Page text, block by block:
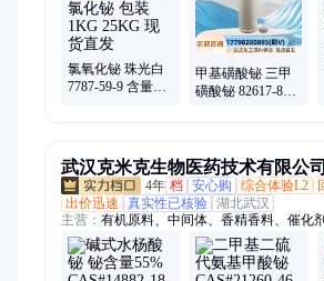
氯氧化铋 珠光白
7787-59-9 含量
甲基磺酸铋 三甲
磺酸铋 82617-81-0
武汉克米克生物医药技术有限公司
4年 档 安心购 综合体验L2
出价迅速
真实性已核验 湖北武汉
主营： 有机原料、中间体、香精香料、催化
性剂